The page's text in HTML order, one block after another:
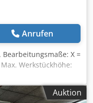
Anrufen
, Bearbeitungsmaße: X =
Werkstückhöhe:
Y = 1450 mm/
Base 1x
7830 1-stufig,Auktion